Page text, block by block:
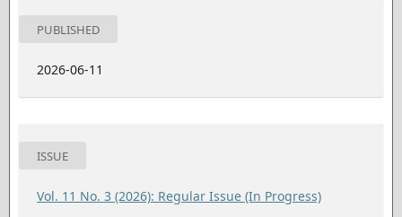
PUBLISHED
2026-06-11
ISSUE
Vol. 11 No. 3 (2026): Regular Issue (In Progress)